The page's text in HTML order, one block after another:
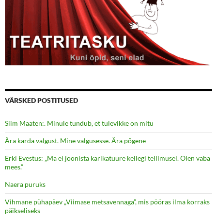
VÄRSKED POSTITUSED
Siim Maaten:. Minule tundub, et tulevikke on mitu
Ära karda valgust. Mine valgusesse. Ära põgene
Erki Evestus: „Ma ei joonista karikatuure kellegi tellimusel. Olen vaba
mees.”
Naera puruks
Vihmane pühapäev „Viimase metsavennaga”, mis pööras ilma korraks
päikseliseks